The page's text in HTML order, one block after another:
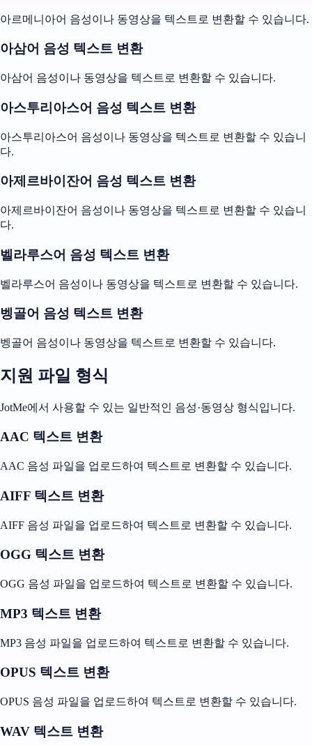
아르메니아어 음성이나 동영상을 텍스트로 변환할 수 있습니다.
아삼어 음성 텍스트 변환
아삼어 음성이나 동영상을 텍스트로 변환할 수 있습니다.
아스투리아스어 음성 텍스트 변환
아스투리아스어 음성이나 동영상을 텍스트로 변환할 수 있습니
다.
아제르바이잔어 음성 텍스트 변환
아제르바이잔어 음성이나 동영상을 텍스트로 변환할 수 있습니
다.
벨라루스어 음성 텍스트 변환
벨라루스어 음성이나 동영상을 텍스트로 변환할 수 있습니다.
벵골어 음성 텍스트 변환
벵골어 음성이나 동영상을 텍스트로 변환할 수 있습니다.
지원 파일 형식
JotMe에서 사용할 수 있는 일반적인 음성·동영상 형식입니다.
AAC 텍스트 변환
AAC 음성 파일을 업로드하여 텍스트로 변환할 수 있습니다.
AIFF 텍스트 변환
AIFF 음성 파일을 업로드하여 텍스트로 변환할 수 있습니다.
OGG 텍스트 변환
OGG 음성 파일을 업로드하여 텍스트로 변환할 수 있습니다.
MP3 텍스트 변환
MP3 음성 파일을 업로드하여 텍스트로 변환할 수 있습니다.
OPUS 텍스트 변환
OPUS 음성 파일을 업로드하여 텍스트로 변환할 수 있습니다.
WAV 텍스트 변환